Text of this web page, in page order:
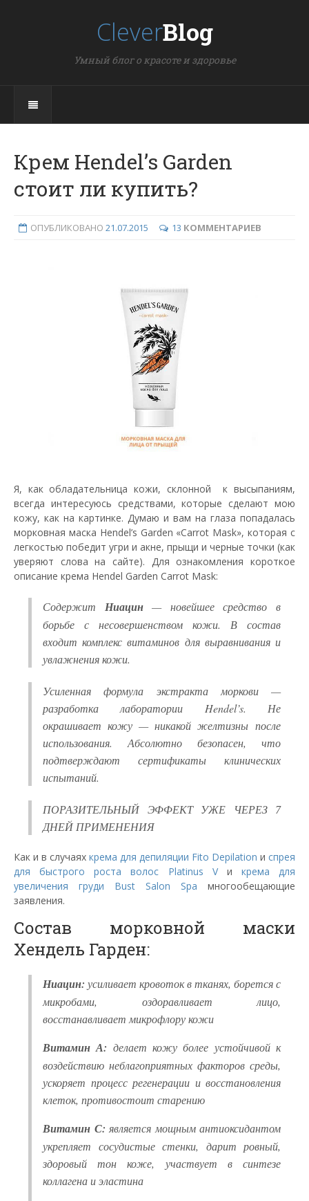
CleverBlog
Умный блог о красоте и здоровье
Крем Hendel’s Garden
стоит ли купить?
ОПУБЛИКОВАНО 21.07.2015 13 КОММЕНТАРИЕВ
Я, как обладательница кожи, склонной к высыпаниям,
всегда интересуюсь средствами, которые сделают мою
кожу, как на картинке. Думаю и вам на глаза попадалась
морковная маска Hendel’s Garden «Carrot Mask», которая с
легкостью победит угри и акне, прыщи и черные точки (как
уверяют слова на сайте). Для ознакомления короткое
описание крема Hendel Garden Carrot Mask:
Содержит Ниацин— новейшее средство в
борьбе с несовершенством кожи. В состав
входит комплекс витаминов для выравнивания и
увлажнения кожи.
Усиленная формула экстракта моркови —
разработка лаборатории Hendel’s. Не
окрашивает кожу — никакой желтизны после
использования. Абсолютно безопасен, что
подтверждают сертификаты клинических
испытаний.
ПОРАЗИТЕЛЬНЫЙ ЭФФЕКТ УЖЕ ЧЕРЕЗ 7
ДНЕЙ ПРИМЕНЕНИЯ
Как и в случаях крема для депиляции Fito Depilation и спрея
для быстрого роста волос Platinus Vи крема для
увеличения груди Bust Salon Spa многообещающие
заявления.
Состав морковной маски
Хендель Гарден:
Ниацин: усиливает кровоток в тканях, борется с
микробами, оздоравливает лицо,
восстанавливает микрофлору кожи
Витамин А: делает кожу более устойчивой к
воздействию неблагоприятных факторов среды,
ускоряет процесс регенерации и восстановления
клеток, противостоит старению
Витамин С: является мощным антиоксидантом
укрепляет сосудистые стенки, дарит ровный,
здоровый тон коже, участвует в синтезе
коллагена и эластина